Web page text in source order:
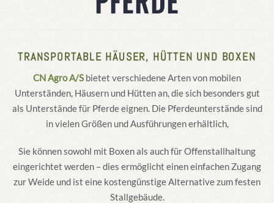
TRANSPORTABLE HÄUSER, HÜTTEN UND BOXEN
CN Agro A/S bietet verschiedene Arten von mobilen
Unterständen, Häusern undHütten an, die sich besonders gut
als Unterstände für Pferde eignen. Die Pferdeunterstände sind
in vielen Größen und Ausführungen erhältlich,
Sie können sowohl mit Boxen als auch für Offenstallhaltung
eingerichtet werden – dies ermöglicht einen einfachen Zugang
zur Weide und ist eine kostengünstige Alternative zum festen
Stallgebäude.